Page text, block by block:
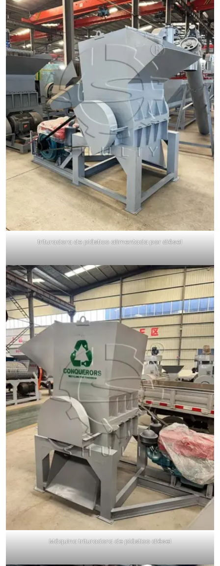
trituradora de plástico alimentada por diésel
Máquina trituradora de plástico diésel